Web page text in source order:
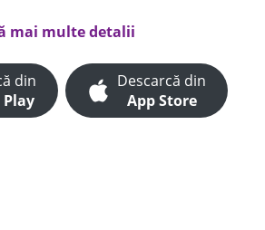
mai multe detalii
din
Play
Descarcă din
App Store